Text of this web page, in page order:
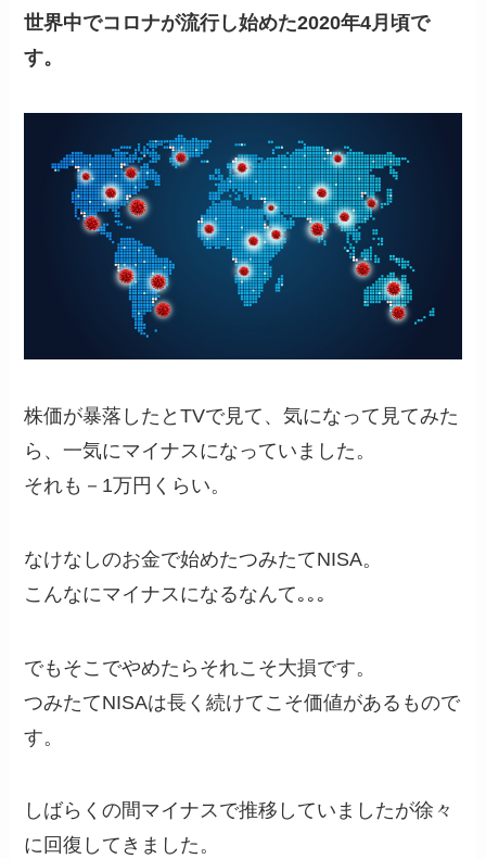
世界中でコロナが流行し始めた2020年4月頃で
す。
株価が暴落したとTVで見て、気になって見てみた
ら、一気にマイナスになっていました。
それも－1万円くらい。
なけなしのお金で始めたつみたてNISA。
こんなにマイナスになるなんて｡｡｡
でもそこでやめたらそれこそ大損です。
つみたてNISAは長く続けてこそ価値があるもので
す。
しばらくの間マイナスで推移していましたが徐々
に回復してきました。